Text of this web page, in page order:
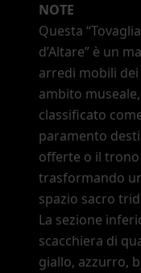
NOTE
Questa
d’Altare” è un
arredi mobili
ambito
classificato
paramento
offerte o il
trasformando
spazio sacro
La sezione
scacchiera di
giallo, azzurro,